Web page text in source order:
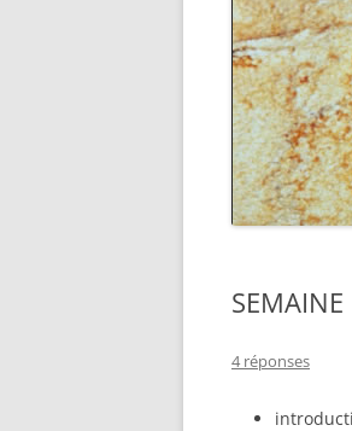
4 réponses